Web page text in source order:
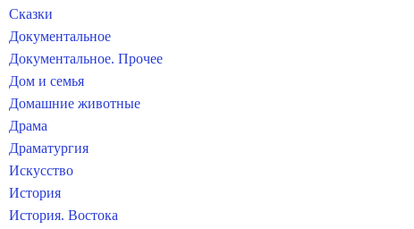
Сказки
Документальное
Документальное. Прочее
Дом и семья
Домашние животные
Драма
Драматургия
Искусство
История
История. Востока